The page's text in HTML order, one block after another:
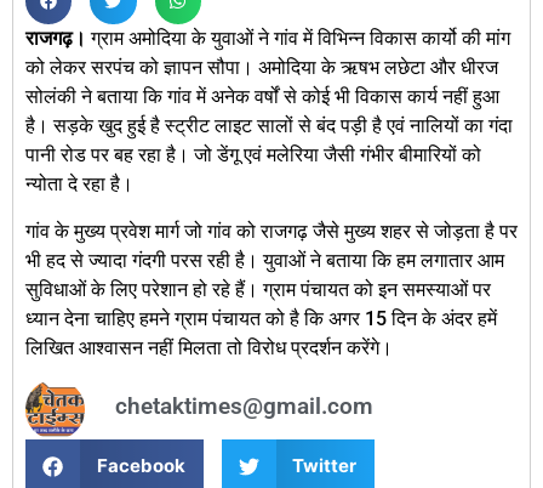
राजगढ़। ग्राम अमोदिया के युवाओं ने गांव में विभिन्न विकास कार्यो की मांग
को लेकर सरपंच को ज्ञापन सौपा। अमोदिया के ऋषभ लछेटा और धीरज
सोलंकी ने बताया कि गांव में अनेक वर्षों से कोई भी विकास कार्य नहीं हुआ
है। सड़के खुद हुई है स्ट्रीट लाइट सालों से बंद पड़ी है एवं नालियों का गंदा
पानी रोड पर बह रहा है। जो डेंगू एवं मलेरिया जैसी गंभीर बीमारियों को
न्योता दे रहा है।
गांव के मुख्य प्रवेश मार्ग जो गांव को राजगढ़ जैसे मुख्य शहर से जोड़ता है पर
भी हद से ज्यादा गंदगी परस रही है। युवाओं ने बताया कि हम लगातार आम
सुविधाओं के लिए परेशान हो रहे हैं। ग्राम पंचायत को इन समस्याओं पर
ध्यान देना चाहिए हमने ग्राम पंचायत को है कि अगर 15 दिन के अंदर हमें
लिखित आश्वासन नहीं मिलता तो विरोध प्रदर्शन करेंगे।
chetaktimes@gmail.com
Facebook Twitter